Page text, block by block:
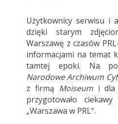
Użytkownicy serwisu i
dzięki starym
Warszawę z czasów
informacjami na temat
tamtej epoki. Na
Narodowe Archiwum
z firmą Moiseumi dla
przygotowało
„Warszawa w PRL”.